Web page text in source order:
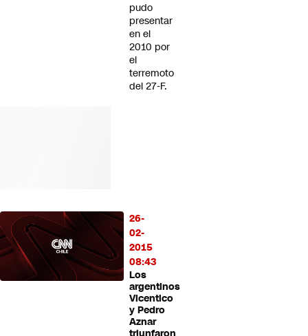
pudo
presentar
en el
2010 por
el
terremoto
del 27-F.
26-
02-
2015
08:43
Los
argentinos
Vicentico
y Pedro
Aznar